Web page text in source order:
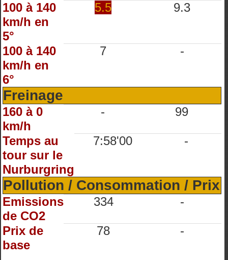
100 à 140
km/h en
5°
5.5 9.3
100 à 140
km/h en
6°
7 -
Freinage
160 à 0
km/h
- 99
Temps au
tour sur le
Nurburgring
7:58'00 -
Pollution / Consommation / Prix
Emissions
de CO2
334 -
Prix de
base
78 -